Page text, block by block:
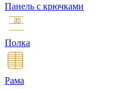
Панель с крючками
Полка
Рама